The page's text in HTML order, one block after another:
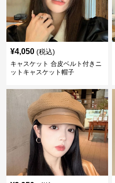
¥4,050 (税込)
キャスケット 合皮ベルト付きニ
ットキャスケット帽子